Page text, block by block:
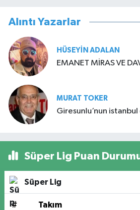
Alıntı Yazarlar
HÜSEYIN ADALAN
EMANET MİRAS VE
MURAT TOKER
Giresunlu’nun istanbul
Süper Lig Puan
Süper Lig
# Takım